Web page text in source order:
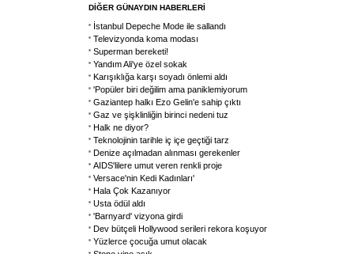
DİĞER GÜNAYDIN HABERLERİ
İstanbul Depeche Mode ile sallandı
Televizyonda koma modası
Superman bereketi!
Yandım Ali'ye özel sokak
Karışıklığa karşı soyadı önlemi aldı
'Popüler biri değilim ama paniklemiyorum
Gaziantep halkı Ezo Gelin'e sahip çıktı
Gaz ve şişklinliğin birinci nedeni tuz
Halk ne diyor?
Teknolojinin tarihle iç içe geçtiği tarz
Denize açılmadan alınması gerekenler
AIDS'lilere umut veren renkli proje
Versace'nin Kedi Kadınları'
Hala Çok Kazanıyor
Usta ödül aldı
'Barnyard' vizyona girdi
Dev bütçeli Hollywood serileri rekora koşuyor
Yüzlerce çocuğa umut olacak